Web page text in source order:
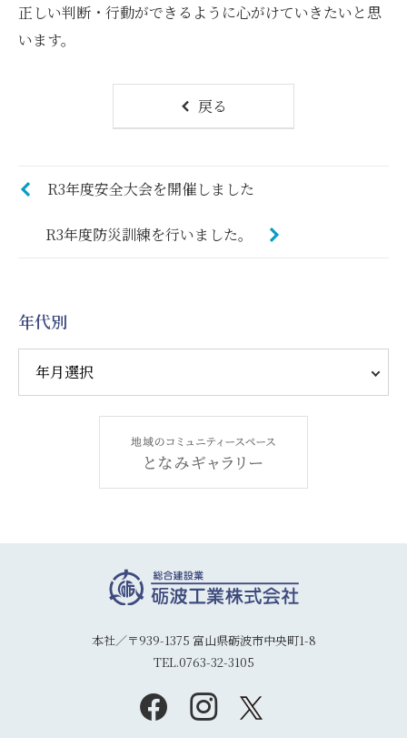
正しい判断・行動ができるように心がけていきたいと思
います。
戻る
R3年度安全大会を開催しました
R3年度防災訓練を行いました。
年代別
本社／〒939-1375 富山県砺波市中央町1-8
TEL.0763-32-3105